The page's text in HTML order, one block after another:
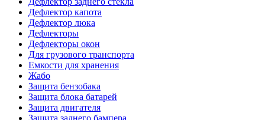
Дефлектор капота
Дефлектор люка
Дефлекторы
Дефлекторы окон
Для грузового транспорта
Емкости для хранения
Жабо
Защита бензобака
Защита блока батарей
Защита двигателя
Защита заднего бампера